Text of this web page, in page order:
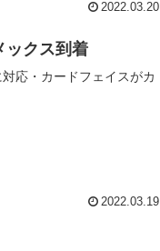
2022.03.20
ックス到着
応・カードフェイスがカ
2022.03.19